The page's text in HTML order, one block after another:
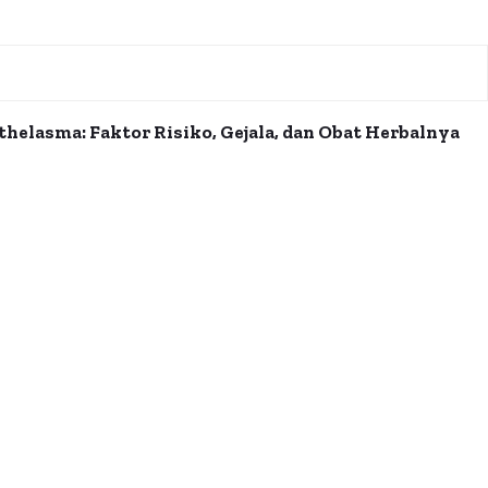
Faktor Risiko, Gejala, dan Obat Herbalnya